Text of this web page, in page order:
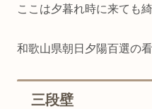
ここは夕暮れ時に来ても
和歌山県朝日夕陽百選の
三段壁